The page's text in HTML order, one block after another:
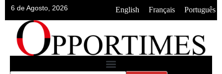
6 de Agosto, 2026 English Français Português